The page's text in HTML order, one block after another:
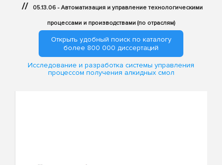
// 05.13.06 - Автоматизация и управление технологическими
процессами и производствами (по отраслям)
Открыть удобный поиск по каталогу
более 800 000 диссертаций
Исследование и разработка системы управления
процессом получения алкидных смол